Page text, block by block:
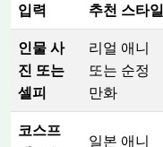
입력 추천 스타일
인물 사
진 또는
셀피
리얼 애니
또는 순정
만화
코스프
일본 애니